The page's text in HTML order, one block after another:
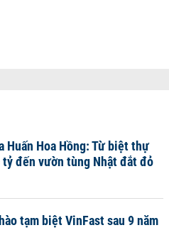
Huấn Hoa Hồng: Từ biệt thự
đến vườn tùng Nhật đắt đỏ
tạm biệt VinFast sau 9 năm